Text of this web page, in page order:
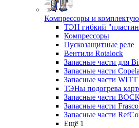
Компрессоры и
ТЭН гибкий
Компрессоры
Пускозащитные реле
Вентили Rotalock
Запасные части для
Запасные части
Запасные части WITT
ТЭНы подогрева
Запасные части
Запасные части
Запасные части
Ещё 1